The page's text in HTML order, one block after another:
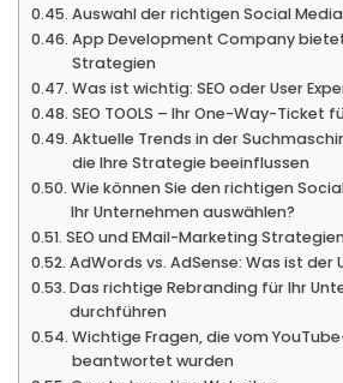
Auswahl der richtigen Social
App Development Company
Strategien
Was ist wichtig: SEO oder User
SEO TOOLS – Ihr One-Way-Ticket
Aktuelle Trends in der
die Ihre Strategie beeinflussen
Wie können Sie den richtigen
Ihr Unternehmen auswählen?
SEO und EMail-Marketing
AdWords vs. AdSense: Was ist der
Das richtige Rebranding für Ihr
durchführen
Wichtige Fragen, die vom
beantwortet wurden